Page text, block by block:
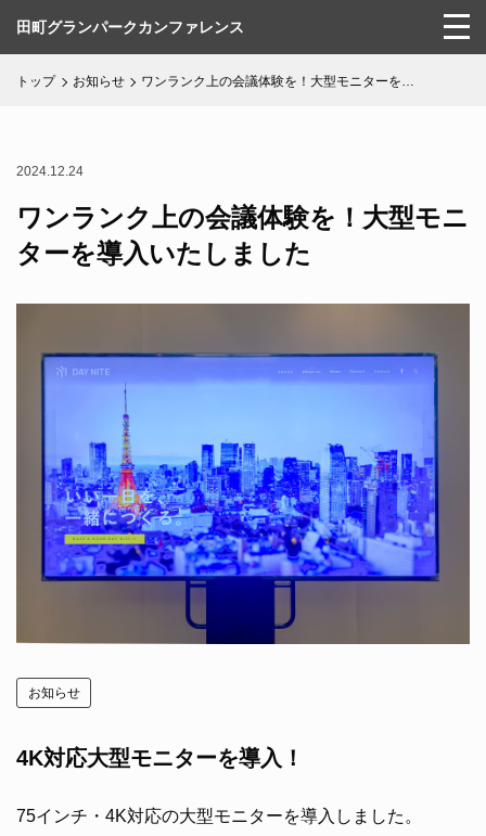
田町グランパークカンファレンス
施設の特徴
お知らせ
会場一覧
ご利用の流れ
備品・設備
資料ダウンロード
よくあるご質問
トップ お知らせ ワンランク上の会議体験を！大型モニターを…
2024.12.24
ワンランク上の会議体験を！大型モニ
ターを導入いたしました
お知らせ
4K対応大型モニターを導入！
75インチ・4K対応の大型モニターを導入しました。